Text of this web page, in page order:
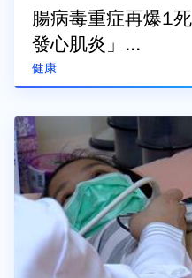
健康
腸病毒重症再爆1
發心肌炎」...